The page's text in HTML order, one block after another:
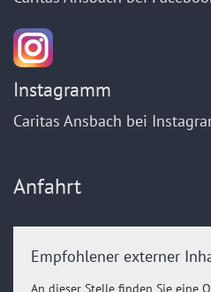
Instagramm
Caritas Ansbach bei
Anfahrt
Empfohlener externer
An dieser Stelle finden Sie eine